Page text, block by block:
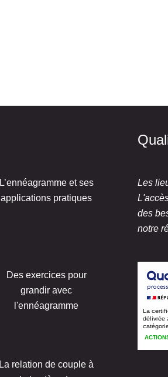
L’ennéagramme et ses
applications pratiques
Des exercices pour
grandir avec
l'ennéagramme
La relation de couple à
Les
des
notre